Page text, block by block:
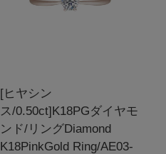
[ヒヤシン
ス/0.50ct]K18PGダイヤモ
ンド/リングDiamond
K18PinkGold Ring/AE03-